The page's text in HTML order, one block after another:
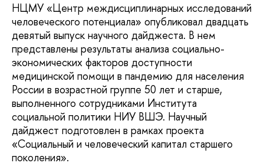
НЦМУ «Центр междисциплинарных исследований
человеческого потенциала» опубликовал двадцать
девятый выпуск научного дайджеста. В нем
представлены результаты анализа социально-
экономических факторов доступности
медицинской помощи в пандемию для населения
России в возрастной группе 50 лет и старше,
выполненного сотрудниками Института
социальной политики НИУ ВШЭ. Научный
дайджест подготовлен в рамках проекта
«Социальный и человеческий капитал старшего
поколения».